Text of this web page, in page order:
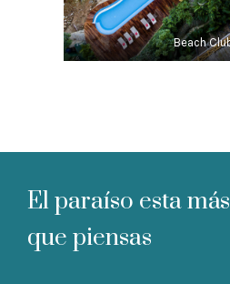
Beach
El paraíso esta
que piensas